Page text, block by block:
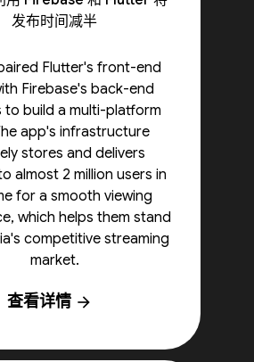
发布时间减半
Flutter's front-end
Firebase's back-end
to build a multi-platform
app's infrastructure
stores and delivers
almost 2 million users in
for a smooth viewing
which helps them stand
competitive streaming
market.
查看详情 arrow_forward